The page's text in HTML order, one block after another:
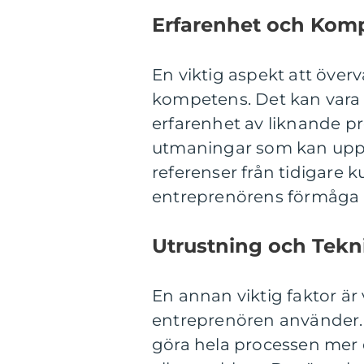
Erfarenhet och
En viktig aspekt att
kompetens. Det kan
erfarenhet av liknande
utmaningar som kan
referenser från tidigare
entreprenörens förmåga
Utrustning och
En annan viktig faktor
entreprenören
göra hela processen